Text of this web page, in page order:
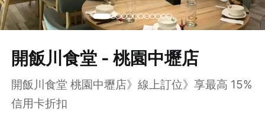
開飯川食堂 - 桃園中壢店
開飯川食堂 桃園中壢店》線上訂位》享最高 15%
信用卡折扣